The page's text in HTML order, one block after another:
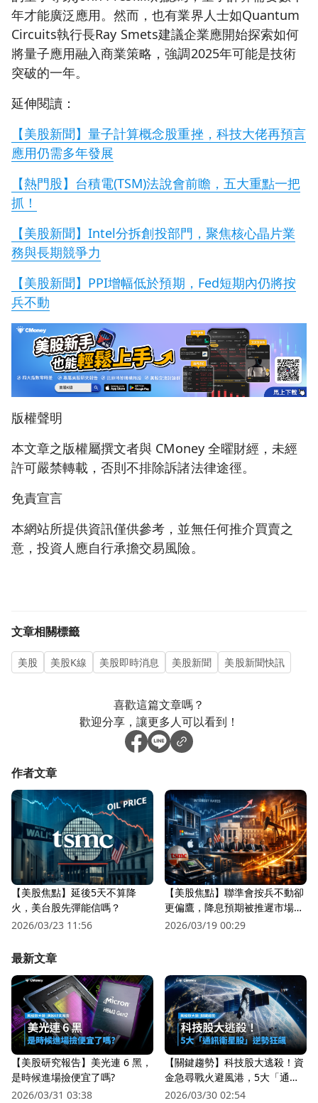
年才能廣泛應用。然而，也有業界人士如Quantum
Circuits執行長Ray Smets建議企業應開始探索如何
將量子應用融入商業策略，強調2025年可能是技術
突破的一年。
延伸閱讀：
【美股新聞】量子計算概念股重挫，科技大佬再預言
應用仍需多年發展
【熱門股】台積電(TSM)法說會前瞻，五大重點一把
抓！
【美股新聞】Intel分拆創投部門，聚焦核心晶片業
務與長期競爭力
【美股新聞】PPI增幅低於預期，Fed短期內仍將按
兵不動
版權聲明
本文章之版權屬撰文者與 CMoney 全曜財經，未經
許可嚴禁轉載，否則不排除訴諸法律途徑。
免責宣言
本網站所提供資訊僅供參考，並無任何推介買賣之
意，投資人應自行承擔交易風險。
文章相關標籤
美股 美股K線 美股即時消息 美股新聞 美股新聞快訊
喜歡這篇文章嗎？
歡迎分享，讓更多人可以看到！
作者文章
【美股焦點】延後5天不算降
火，美台股先彈能信嗎？
2026/03/23 11:56
【美股焦點】聯準會按兵不動卻
更偏鷹，降息預期被推遲市場越
來越怕？
2026/03/19 00:29
最新文章
【美股研究報告】美光連 6 黑，
是時候進場撿便宜了嗎?
2026/03/31 03:38
【關鍵趨勢】科技股大逃殺！資
金急尋戰火避風港，5大「通訊
衛星股」逆勢狂飆
2026/03/30 02:54